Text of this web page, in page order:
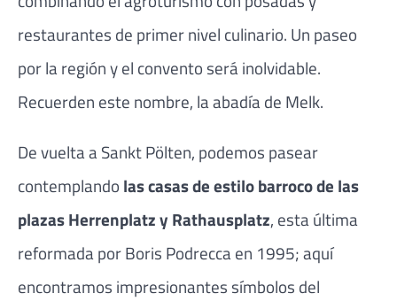
restaurantes de primer nivel culinario. Un paseo
por la región y el convento será inolvidable.
Recuerden este nombre, la abadía de Melk.
De vuelta a Sankt Pölten, podemos pasear
contemplando las casas de estilo barroco de las
plazas Herrenplatz y Rathausplatz, esta última
reformada por Boris Podrecca en 1995; aquí
encontramos impresionantes símbolos del